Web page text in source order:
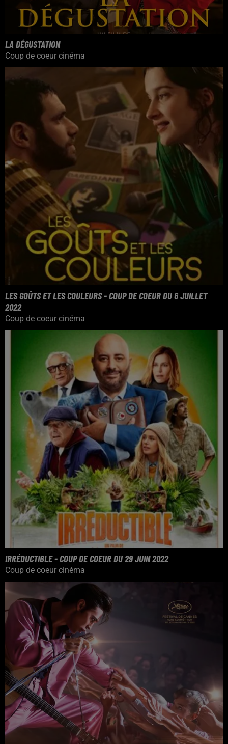
LA DÉGUSTATION
Coup de coeur cinéma
LES GOÛTS ET LES COULEURS - COUP DE COEUR DU 6 JUILLET
2022
Coup de coeur cinéma
IRRÉDUCTIBLE - COUP DE COEUR DU 29 JUIN 2022
Coup de coeur cinéma